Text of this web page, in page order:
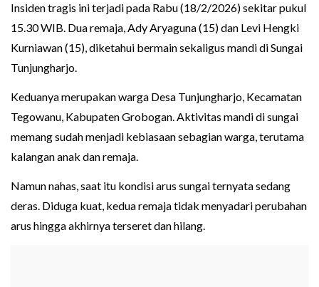
Insiden tragis ini terjadi pada Rabu (18/2/2026) sekitar pukul
15.30 WIB. Dua remaja, Ady Aryaguna (15) dan Levi Hengki
Kurniawan (15), diketahui bermain sekaligus mandi di Sungai
Tunjungharjo.
Keduanya merupakan warga Desa Tunjungharjo, Kecamatan
Tegowanu, Kabupaten Grobogan. Aktivitas mandi di sungai
memang sudah menjadi kebiasaan sebagian warga, terutama
kalangan anak dan remaja.
Namun nahas, saat itu kondisi arus sungai ternyata sedang
deras. Diduga kuat, kedua remaja tidak menyadari perubahan
arus hingga akhirnya terseret dan hilang.